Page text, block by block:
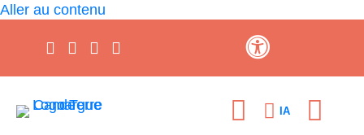
Aller au contenu
IA